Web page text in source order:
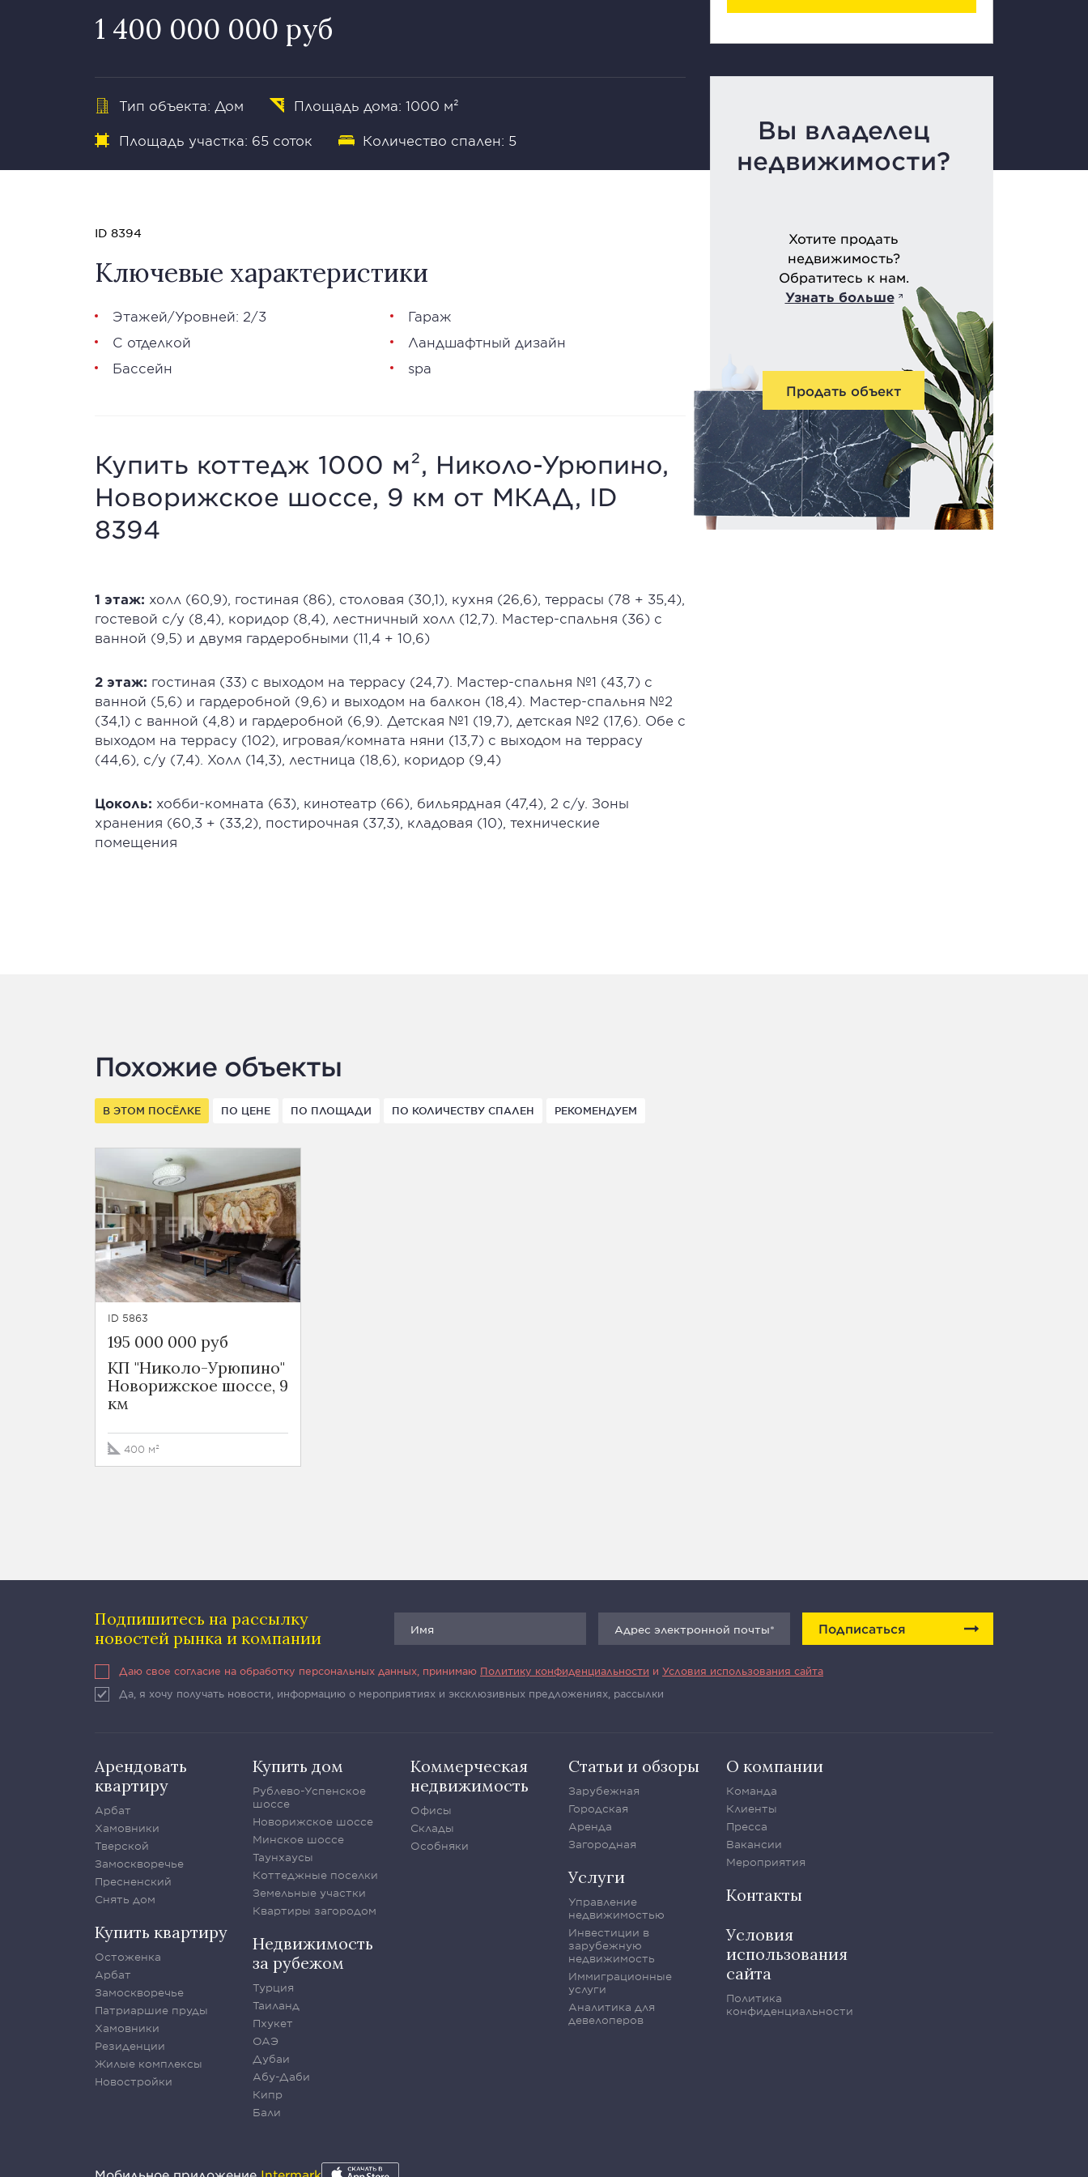
1 400 000 000 руб
Тип объекта: Дом Площадь дома: 1000 м²
Площадь участка: 65 соток Количество спален: 5
Вы владелец
недвижимости?
Хотите продать
недвижимость?
Обратитесь к нам.
Узнать больше
Продать объект
ID 8394
Ключевые характеристики
Этажей/Уровней: 2/3
С отделкой
Бассейн
Гараж
Ландшафтный дизайн
spa
Купить коттедж 1000 м², Николо-Урюпино,
Новорижское шоссе, 9 км от МКАД, ID
8394
1 этаж: холл (60,9), гостиная (86), столовая (30,1), кухня (26,6), террасы (78 + 35,4),
гостевой с/у (8,4), коридор (8,4), лестничный холл (12,7). Мастер-спальня (36) с
ванной (9,5) и двумя гардеробными (11,4 + 10,6)
2 этаж: гостиная (33) с выходом на террасу (24,7). Мастер-спальня №1 (43,7) с
ванной (5,6) и гардеробной (9,6) и выходом на балкон (18,4). Мастер-спальня №2
(34,1) с ванной (4,8) и гардеробной (6,9). Детская №1 (19,7), детская №2 (17,6). Обе с
выходом на террасу (102), игровая/комната няни (13,7) с выходом на террасу
(44,6), с/у (7,4). Холл (14,3), лестница (18,6), коридор (9,4)
Цоколь: хобби-комната (63), кинотеатр (66), бильярдная (47,4), 2 с/у. Зоны
хранения (60,3 + (33,2), постирочная (37,3), кладовая (10), технические
помещения
Похожие объекты
В ЭТОМ ПОСЁЛКЕ ПО ЦЕНЕ ПО ПЛОЩАДИ ПО КОЛИЧЕСТВУ СПАЛЕН РЕКОМЕНДУЕМ
ID 5863
195 000 000 руб
КП "Николо-Урюпино"
Новорижское шоссе, 9
км
400 м²
Подпишитесь на рассылку
новостей рынка и компании
Подписаться
Даю свое согласие на обработку персональных данных, принимаю Политику конфиденциальности и Условия использования сайта
Да, я хочу получать новости, информацию о мероприятиях и эксклюзивных предложениях, рассылки
Арендовать
квартиру
Арбат
Хамовники
Тверской
Замоскворечье
Пресненский
Снять дом
Купить квартиру
Остоженка
Арбат
Замоскворечье
Патриаршие пруды
Хамовники
Резиденции
Жилые комплексы
Новостройки
Купить дом
Рублево-Успенское
шоссе
Новорижское шоссе
Минское шоссе
Таунхаусы
Коттеджные поселки
Земельные участки
Квартиры загородом
Недвижимость
за рубежом
Турция
Таиланд
Пхукет
ОАЭ
Дубаи
Абу-Даби
Кипр
Бали
Коммерческая
недвижимость
Офисы
Склады
Особняки
Статьи и обзоры
Зарубежная
Городская
Аренда
Загородная
Услуги
Управление
недвижимостью
Инвестиции в
зарубежную
недвижимость
Иммиграционные
услуги
Аналитика для
девелоперов
О компании
Команда
Клиенты
Пресса
Вакансии
Мероприятия
Контакты
Условия
использования
сайта
Политика
конфиденциальности